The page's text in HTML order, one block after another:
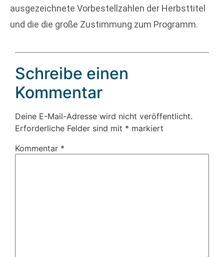
ausgezeichnete Vorbestellzahlen der Herbsttitel
und die die große Zustimmung zum Programm.
Schreibe einen
Kommentar
Deine E-Mail-Adresse wird nicht veröffentlicht.
Erforderliche Felder sind mit * markiert
Kommentar *